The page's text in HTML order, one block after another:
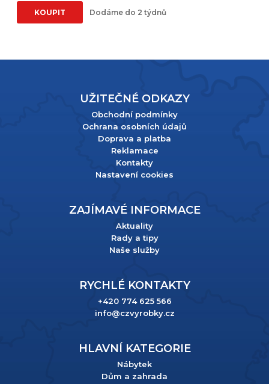
KOUPIT Dodáme do 2 týdnů
UŽITEČNÉ ODKAZY
Obchodní podmínky
Ochrana osobních údajů
Doprava a platba
Reklamace
Kontakty
Nastavení cookies
ZAJÍMAVÉ INFORMACE
Aktuality
Rady a tipy
Naše služby
RYCHLÉ KONTAKTY
+420 774 625 566
info@czvyrobky.cz
HLAVNÍ KATEGORIE
Nábytek
Dům a zahrada